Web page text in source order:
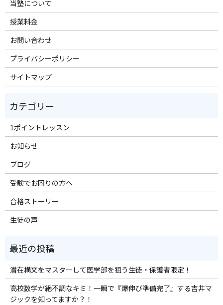
当塾について
授業料金
お問い合わせ
プライバシーポリシー
サイトマップ
1ポイントレッスン
お知らせ
ブログ
受験でお困りの方へ
合格ストーリー
生徒の声
潜在構文をマスターして医学部を狙う生徒・保護者限定！
高校数学が絶不調なキミ！一瞬で『爆伸び準備完了』する吉井マ
ジックを知ってますか？！